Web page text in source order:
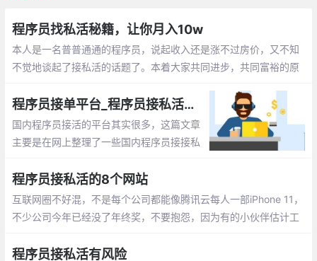
程序员找私活秘籍，让你月入10w
本人是一名普普通通的程序员，说起收入还是涨不过房价，又不知
不觉地谈起了接私活的话题了。本着大家共同进步，共同富裕的原
请给我点赞！
程序员接单平台_程序员接私活的网站整理
国内程序员接活的平台其实很多，这篇文章
主要是在网上整理了一些国内程序员接接私
序员客栈、快码众包开发平台、码市Codin
g、码易众包平台、开源中国众包平台
程序员接私活的8个网站
互联网圈不好混，不是每个公司都能像腾讯云每人一部iPhone 11，
不少公司今年已经没了年终奖，不要抱怨，因为有的小伙伴估计工
程序员接私活有风险